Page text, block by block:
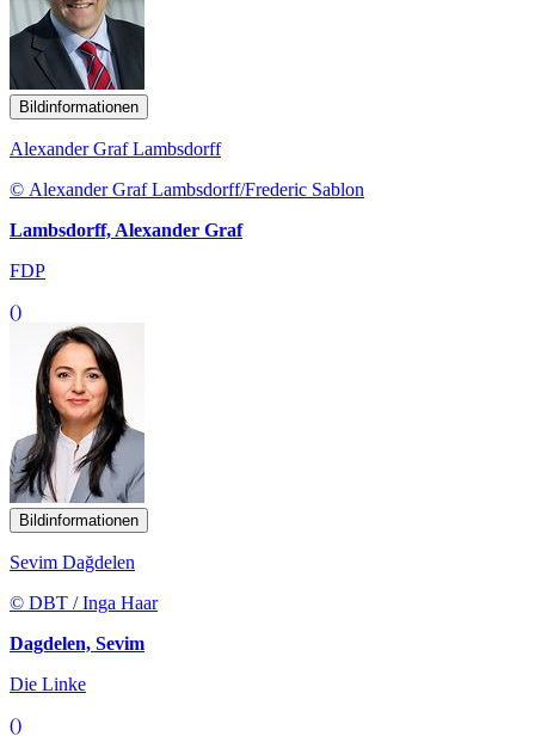
Bildinformationen
Alexander Graf Lambsdorff
© Alexander Graf Lambsdorff/Frederic Sablon
Lambsdorff, Alexander Graf
FDP
()
Bildinformationen
Sevim Dağdelen
© DBT / Inga Haar
Dagdelen, Sevim
Die Linke
()